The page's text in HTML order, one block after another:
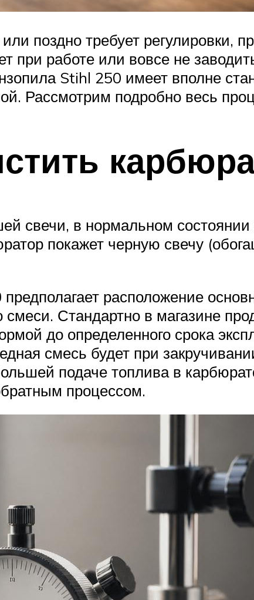
поздно требует регулировки,
при работе или вовсе не
Stihl 250 имеет вполне
Рассмотрим подробно весь
свечи, в нормальном
покажет черную свечу
расположение
Стандартно в магазине
до определенного срока
смесь будет при
подаче топлива в
процессом.